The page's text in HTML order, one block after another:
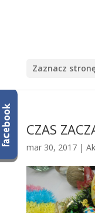
Zaznacz
CZAS
mar 30, 2017|